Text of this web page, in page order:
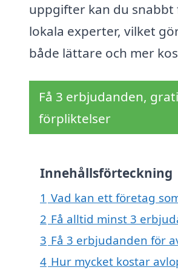
uppgifter kan du
lokala experter, vilket
både lättare och mer
Få 3 erbjudanden,
förpliktelser
Innehållsförteckning
1 Vad kan ett företag
2 Få alltid minst 3
3 Få 3 erbjudanden för
4 Hur mycket kostar